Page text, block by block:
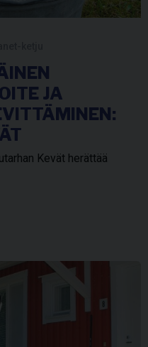
JA
Kevät herättää